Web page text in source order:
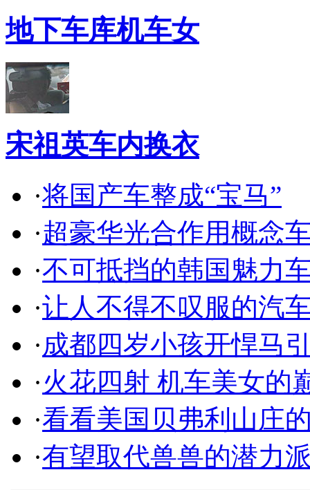
地下车库机车女
宋祖英车内换衣
·将国产车整成“宝马”
·超豪华光合作用概念
·不可抵挡的韩国魅力
·让人不得不叹服的汽
·成都四岁小孩开悍马
·火花四射 机车美女的
·看看美国贝弗利山庄
·有望取代兽兽的潜力